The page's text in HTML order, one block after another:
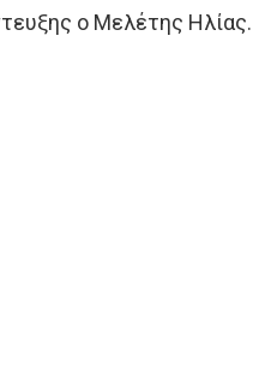
ο Μελέτης Ηλίας.